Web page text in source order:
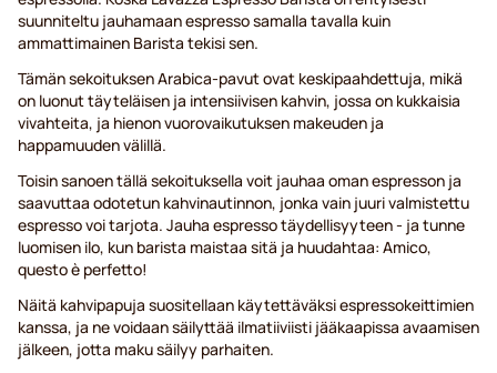
suunniteltu jauhamaan espresso samalla tavalla kuin
ammattimainen Barista tekisi sen.
Tämän sekoituksen Arabica-pavut ovat keskipaahdettuja, mikä
on luonut täyteläisen ja intensiivisen kahvin, jossa on kukkaisia
vivahteita, ja hienon vuorovaikutuksen makeuden ja
happamuuden välillä.
Toisin sanoen tällä sekoituksella voit jauhaa oman espresson ja
saavuttaa odotetun kahvinautinnon, jonka vain juuri valmistettu
espresso voi tarjota. Jauha espresso täydellisyyteen - ja tunne
luomisen ilo, kun barista maistaa sitä ja huudahtaa: Amico,
questo è perfetto!
Näitä kahvipapuja suositellaan käytettäväksi espressokeittimien
kanssa, ja ne voidaan säilyttää ilmatiiviisti jääkaapissa avaamisen
jälkeen, jotta maku säilyy parhaiten.